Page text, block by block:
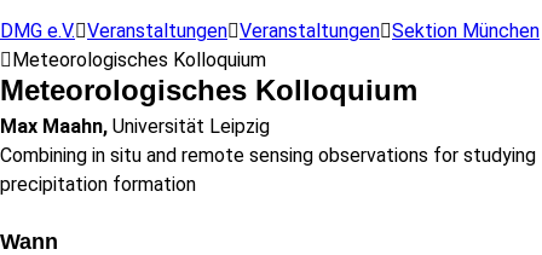
DMG e.V. Veranstaltungen Veranstaltungen Sektion München
Meteorologisches Kolloquium
Meteorologisches Kolloquium
Max Maahn, Universität Leipzig
Combining in situ and remote sensing observations for studying
precipitation formation
Wann